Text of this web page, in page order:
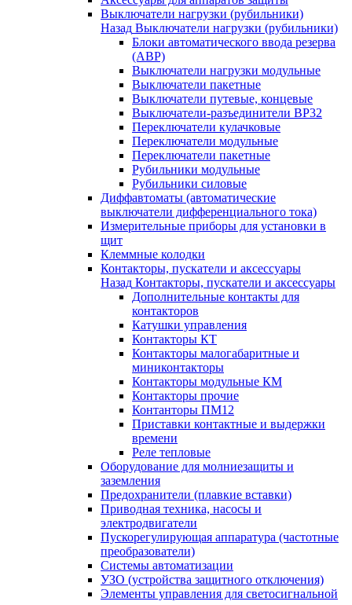
Выключатели нагрузки (рубильники)
Назад Выключатели нагрузки (рубильники)
Блоки автоматического ввода резерва
(АВР)
Выключатели нагрузки модульные
Выключатели пакетные
Выключатели путевые, концевые
Выключатели-разъединители ВР32
Переключатели кулачковые
Переключатели модульные
Переключатели пакетные
Рубильники модульные
Рубильники силовые
Диффавтоматы (автоматические
выключатели дифференциального тока)
Измерительные приборы для установки в
щит
Клеммные колодки
Контакторы, пускатели и аксессуары
Назад Контакторы, пускатели и аксессуары
Дополнительные контакты для
контакторов
Катушки управления
Контакторы КТ
Контакторы малогабаритные и
миниконтакторы
Контакторы модульные КМ
Контакторы прочие
Контанторы ПМ12
Приставки контактные и выдержки
времени
Реле тепловые
Оборудование для молниезащиты и
заземления
Предохранители (плавкие вставки)
Приводная техника, насосы и
электродвигатели
Пускорегулирующая аппаратура (частотные
преобразователи)
Системы автоматизации
УЗО (устройства защитного отключения)
Элементы управления для светосигнальной